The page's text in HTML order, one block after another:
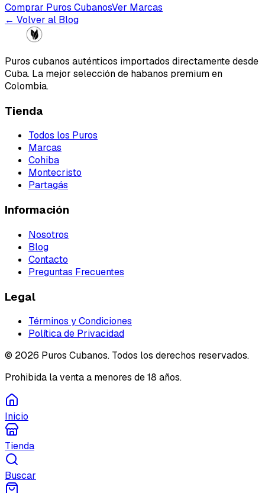
Comprar Puros CubanosVer Marcas
← Volver al Blog
Puros cubanos auténticos importados directamente desde
Cuba. La mejor selección de habanos premium en
Colombia.
Tienda
Todos los Puros
Marcas
Cohiba
Montecristo
Partagás
Información
Nosotros
Blog
Contacto
Preguntas Frecuentes
Legal
Términos y Condiciones
Política de Privacidad
© 2026 Puros Cubanos. Todos los derechos reservados.
Prohibida la venta a menores de 18 años.
Inicio
Tienda
Buscar